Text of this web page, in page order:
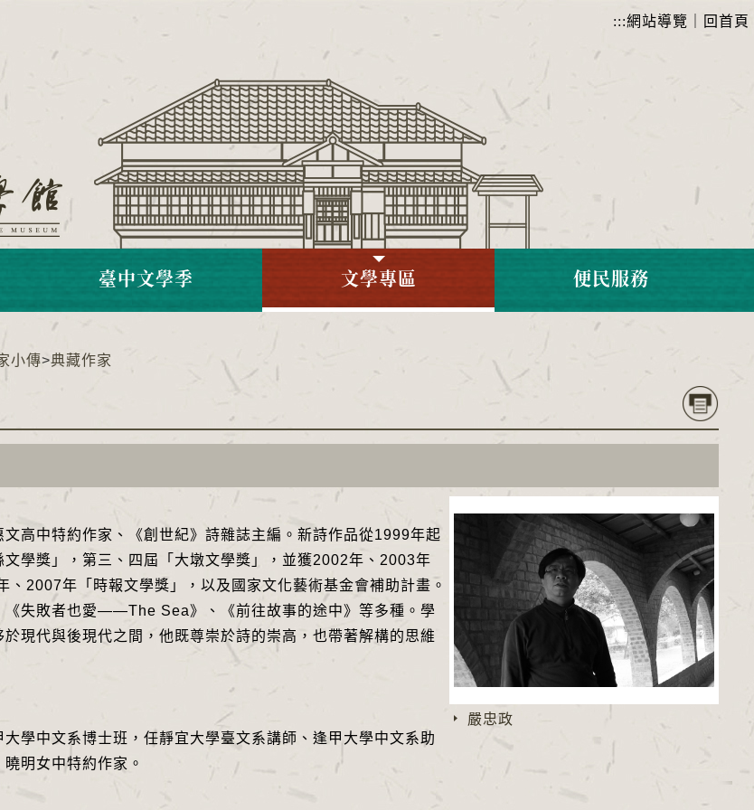
:::網站導覽 回首頁
臺中文學季 文學專區 便民服務
小傳>典藏作家
嚴忠政
文高中特約作家、《創世紀》詩雜誌主編。新詩作品從1999年起
學獎」，第三、四屆「大墩文學獎」，並獲2002年、2003年
、2007年「時報文學獎」，以及國家文化藝術基金會補助計畫。
《失敗者也愛――The Sea》、《前往故事的途中》等多種。學
現代與後現代之間，他既尊崇於詩的崇高，也帶著解構的思維
學中文系博士班，任靜宜大學臺文系講師、逢甲大學中文系助
明女中特約作家。